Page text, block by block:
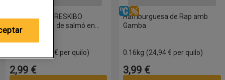
MARINERAS FRESKIBO
Hamburguesa de salmó en
safata de 2 unitats
(18,69 € per quilo)
Preu
2,99 €
Refrigerat
Sense gluten
Hamburguesa de Rap amb
Gamba
0.16kg (24,94 € per quilo)
Preu
3,99 €